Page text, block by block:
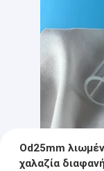
Od25mm
χαλαζία